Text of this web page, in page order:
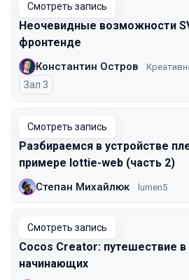
Смотреть запись
Неочевидные возможности
фронтенде
Константин Остров
Зал 3
Смотреть запись
Разбираемся в устройстве
примере lottie-web (часть 2)
Степан Михайлюк lumen5
Смотреть запись
Cocos Creator: путешествие
начинающих